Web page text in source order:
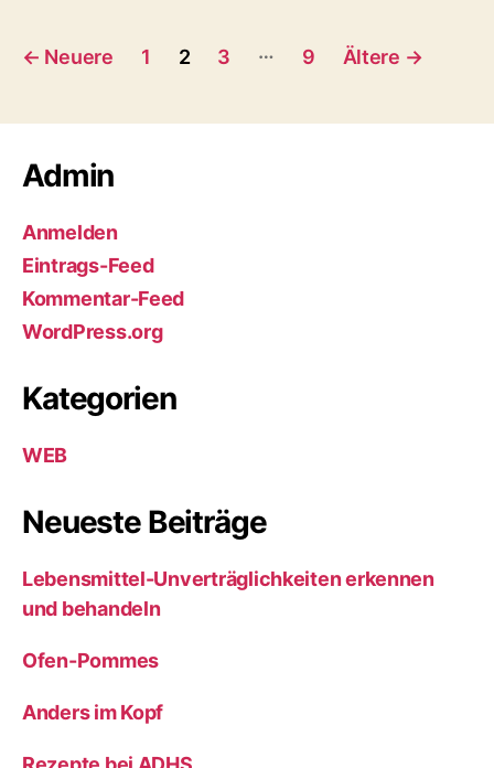
Seitennummerierung
Beiträge
← Neuere 1 2 3 … 9 Ältere →
Admin
Anmelden
Eintrags-Feed
Kommentar-Feed
WordPress.org
Kategorien
WEB
Neueste Beiträge
Lebensmittel-Unverträglichkeiten erkennen
und behandeln
Ofen-Pommes
Anders im Kopf